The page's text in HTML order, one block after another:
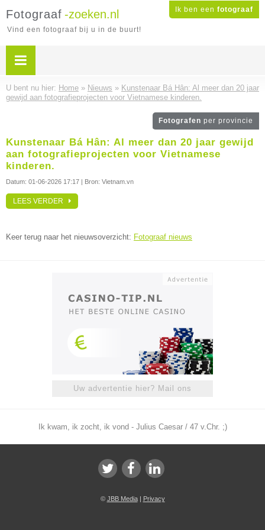
Ik ben een fotograaf
Fotograaf -zoeken.nl
Vind een fotograaf bij u in de buurt!
U bent nu hier: Home » Nieuws » Kunstenaar Bá Hân: Al meer dan 20 jaar
gewijd aan fotografieprojecten voor Vietnamese kinderen.
Fotografen per provincie
Kunstenaar Bá Hân: Al meer dan 20 jaar gewijd
aan fotografieprojecten voor Vietnamese
kinderen.
Datum: 01-06-2026 17:17 | Bron: Vietnam.vn
LEES VERDER
Keer terug naar het nieuwsoverzicht: Fotograaf nieuws
Uw advertentie hier? Mail ons
Ik kwam, ik zocht, ik vond - Julius Caesar / 47 v.Chr. ;)
© JBB Media| Privacy